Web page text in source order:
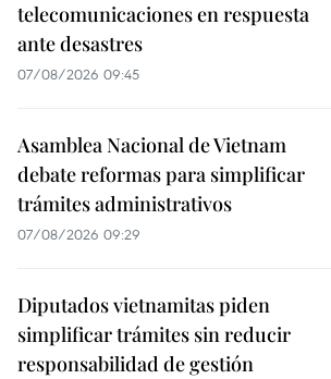
telecomunicaciones en respuesta
ante desastres
07/08/2026 09:45
Asamblea Nacional de Vietnam
debate reformas para simplificar
trámites administrativos
07/08/2026 09:29
Diputados vietnamitas piden
simplificar trámites sin reducir
responsabilidad de gestión